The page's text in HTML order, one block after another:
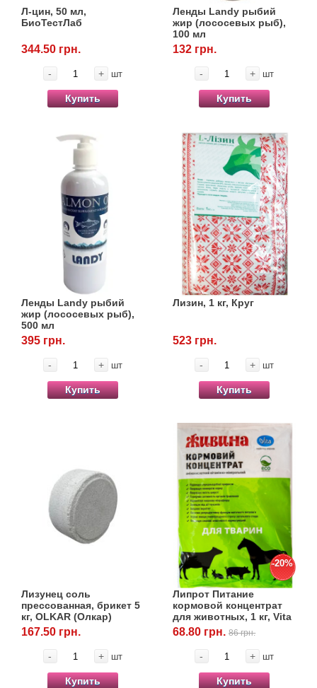
Л-цин, 50 мл,
БиоТестЛаб
344.50 грн.
- + шт
Купить
Ленды Landy рыбий
жир (лососевых рыб),
100 мл
132 грн.
- + шт
Купить
Ленды Landy рыбий
жир (лососевых рыб),
500 мл
395 грн.
- + шт
Купить
Лизин, 1 кг, Круг
523 грн.
- + шт
Купить
Лизунец соль
прессованная, брикет 5
кг, OLKAR (Олкар)
167.50 грн.
- + шт
Купить
-20%
Липрот Питание
кормовой концентрат
для животных, 1 кг, Vita
68.80 грн.86 грн.
- + шт
Купить